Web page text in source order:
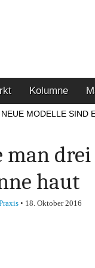
Kolumne
NEUE MODELLE SIND
man
haut
• 18. Oktober 2016